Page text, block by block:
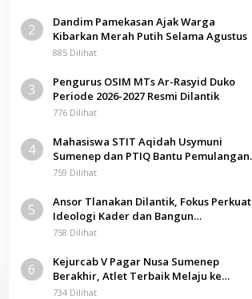
2
Dandim Pamekasan Ajak Warga
Kibarkan Merah Putih Selama Agustus
885 Dilihat
3
Pengurus OSIM MTs Ar-Rasyid Duko
Periode 2026-2027 Resmi Dilantik
776 Dilihat
4
Mahasiswa STIT Aqidah Usymuni
Sumenep dan PTIQ Bantu Pemulangan
Jenazah WNI Asal Aceh di Malaysia
759 Dilihat
5
Ansor Tlanakan Dilantik, Fokus Perkuat
Ideologi Kader dan Bangun
Kemandirian Ekonomi
758 Dilihat
6
Kejurcab V Pagar Nusa Sumenep
Berakhir, Atlet Terbaik Melaju ke
Kejurwil Jatim
734 Dilihat